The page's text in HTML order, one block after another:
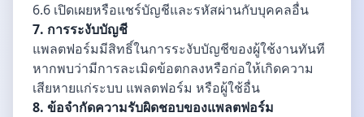
6.6 เปิดเผยหรือแชร์บัญชีและรหัสผ่านกับบุคคลอื่น
7. การระงับบัญชี
แพลตฟอร์มมีสิทธิ์ในการระงับบัญชีของผู้ใช้งานทันที
หากพบว่ามีการละเมิดข้อตกลงหรือก่อให้เกิดความ
เสียหายแก่ระบบ แพลตฟอร์ม หรือผู้ใช้อื่น
8. ข้อจำกัดความรับผิดชอบของแพลตฟอร์ม